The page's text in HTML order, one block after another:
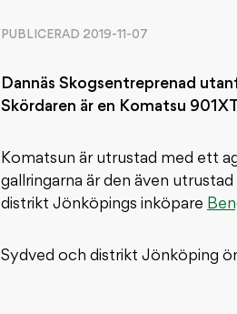
PUBLICERAD 2019-11-07
Dannäs Skogsentreprenad
Skördaren är en Komatsu
Komatsun är utrustad med ett
gallringarna är den även
distrikt Jönköpings inköpare
Sydved och distrikt Jönköping